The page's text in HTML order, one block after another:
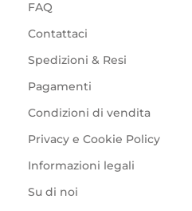
Bassi)
FAQ
Contattaci
Spedizioni & Resi
Pagamenti
Condizioni di vendita
Privacy e Cookie Policy
Informazioni legali
Su di noi